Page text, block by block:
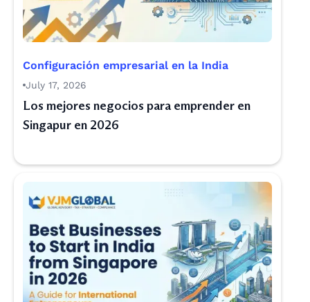
Configuración empresarial en la India
July 17, 2026
Los mejores negocios para emprender en
Singapur en 2026